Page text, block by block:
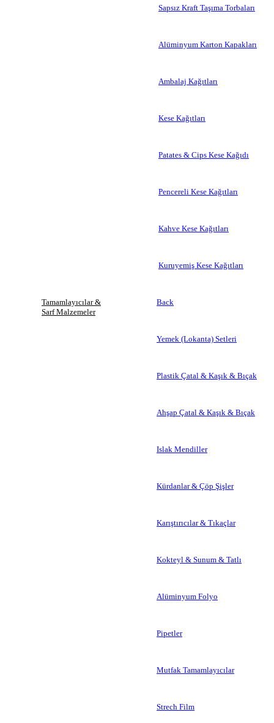
Sapsız Kraft Taşıma Torbaları
Alüminyum Karton Kapakları
Ambalaj Kağıtları
Kese Kağıtları
Patates & Cips Kese Kağıdı
Pencereli Kese Kağıtları
Kahve Kese Kağıtları
Kuruyemiş Kese Kağıtları
Tamamlayıcılar &
Sarf Malzemeler
Back
Yemek (Lokanta) Setleri
Plastik Çatal & Kaşık & Bıçak
Ahşap Çatal & Kaşık & Bıçak
Islak Mendiller
Kürdanlar & Çöp Şişler
Karıştırıcılar & Tıkaçlar
Kokteyl & Sunum & Tatlı
Alüminyum Folyo
Pipetler
Mutfak Tamamlayıcılar
Strech Film